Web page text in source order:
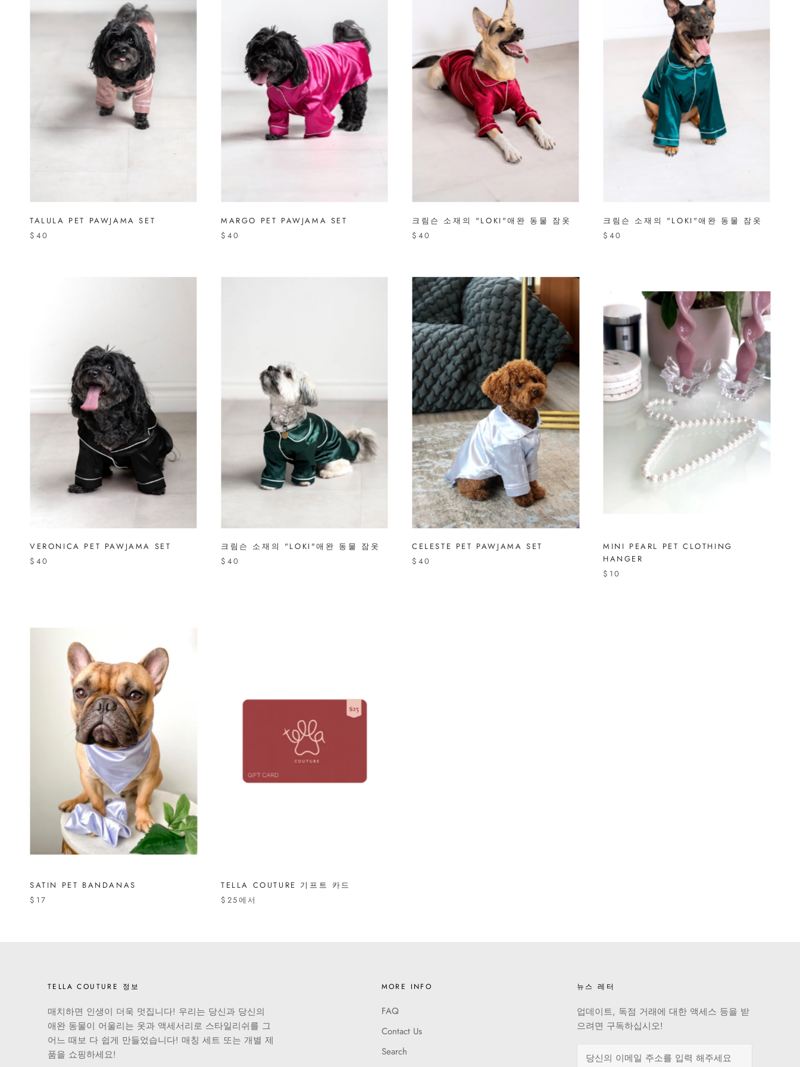
TALULA PET PAWJAMA SET
$40
MARGO PET PAWJAMA SET
$40
크림슨 소재의 "LOKI"애완 동물 잠옷
$40
크림슨 소재의 "LOKI"애완 동물 잠옷
$40
VERONICA PET PAWJAMA SET
$40
크림슨 소재의 "LOKI"애완 동물 잠옷
$40
CELESTE PET PAWJAMA SET
$40
MINI PEARL PET CLOTHING
HANGER
$10
SATIN PET BANDANAS
$17
TELLA COUTURE 기프트 카드
$25에서
TELLA COUTURE 정보
매치하면 인생이 더욱 멋집니다! 우리는 당신과 당신의
애완 동물이 어울리는 옷과 액세서리로 스타일리쉬를 그
어느 때보 다 쉽게 만들었습니다! 매칭 세트 또는 개별 제
품을 쇼핑하세요!
MORE INFO
FAQ
Contact Us
Search
뉴스 레터
업데이트, 독점 거래에 대한 액세스 등을 받
으려면 구독하십시오!